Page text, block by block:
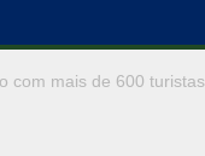
com mais de 600 turistas